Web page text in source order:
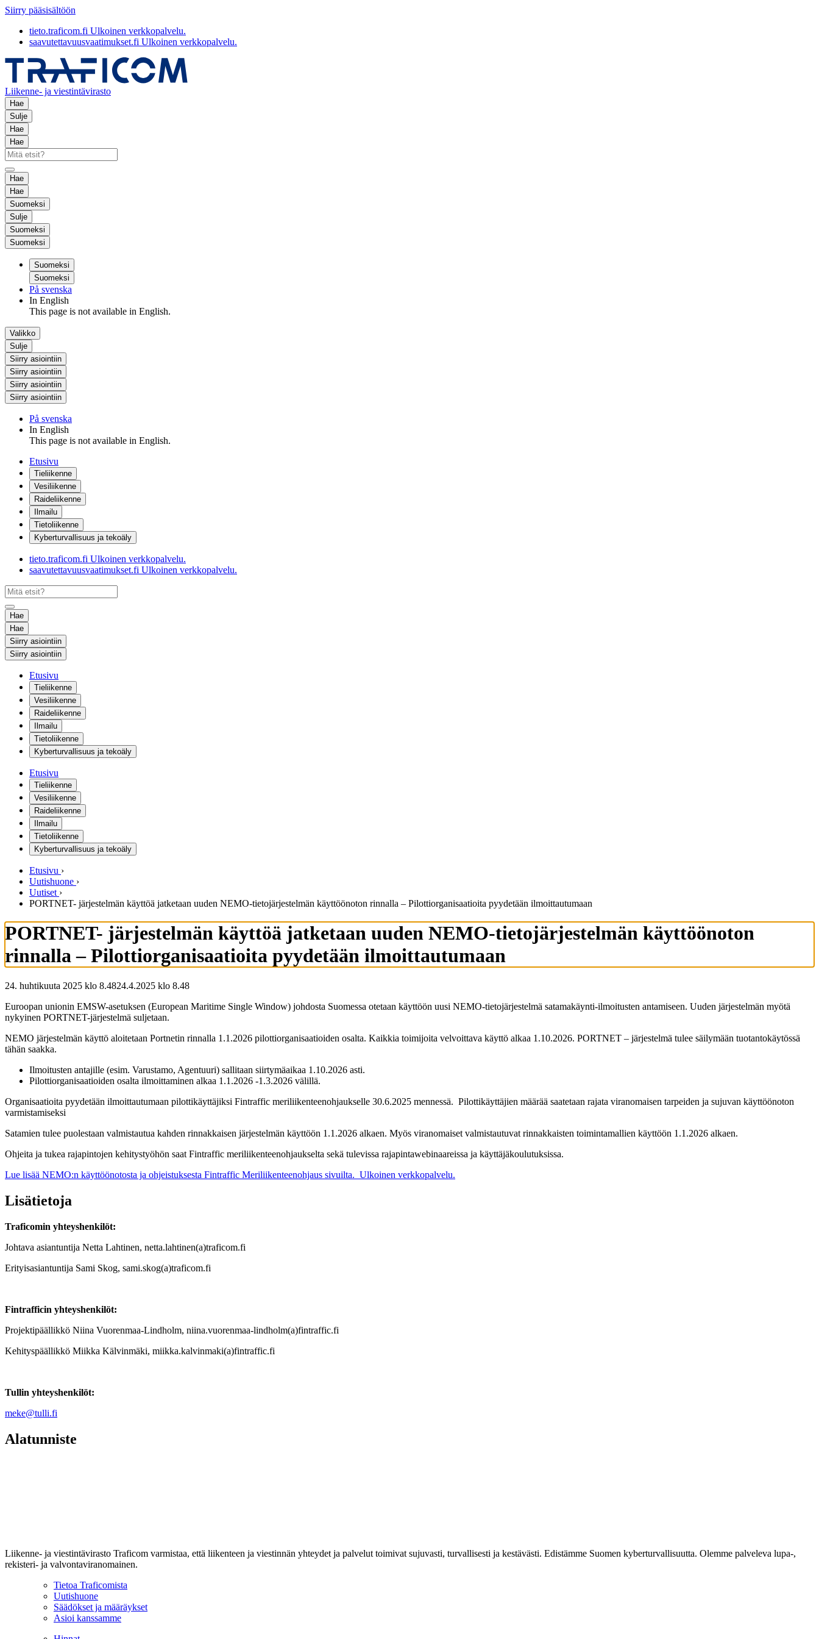
Siirry pääsisältöön
tieto.traficom.fi Ulkoinen verkkopalvelu.
saavutettavuusvaatimukset.fi Ulkoinen verkkopalvelu.
Liikenne- ja viestintävirasto
Hae
Sulje
Hae
Hae
Hae
Hae
Suomeksi
Sulje
Suomeksi
Suomeksi
Suomeksi
Suomeksi
På svenska
In English
This page is not available in English.
Valikko
Sulje
Siirry asiointiin
Siirry asiointiin
Siirry asiointiin
Siirry asiointiin
På svenska
In English
This page is not available in English.
Etusivu
Tieliikenne
Vesiliikenne
Raideliikenne
Ilmailu
Tietoliikenne
Kyberturvallisuus ja tekoäly
tieto.traficom.fi Ulkoinen verkkopalvelu.
saavutettavuusvaatimukset.fi Ulkoinen verkkopalvelu.
Hae
Hae
Siirry asiointiin
Siirry asiointiin
Etusivu
Tieliikenne
Vesiliikenne
Raideliikenne
Ilmailu
Tietoliikenne
Kyberturvallisuus ja tekoäly
Etusivu
Tieliikenne
Vesiliikenne
Raideliikenne
Ilmailu
Tietoliikenne
Kyberturvallisuus ja tekoäly
Etusivu ›
Uutishuone ›
Uutiset ›
PORTNET- järjestelmän käyttöä jatketaan uuden NEMO-tietojärjestelmän käyttöönoton rinnalla – Pilottiorganisaatioita pyydetään ilmoittautumaan
PORTNET- järjestelmän käyttöä jatketaan uuden NEMO-tietojärjestelmän käyttöönoton
rinnalla – Pilottiorganisaatioita pyydetään ilmoittautumaan
24. huhtikuuta 2025 klo 8.4824.4.2025 klo 8.48
Euroopan unionin EMSW-asetuksen (European Maritime Single Window) johdosta Suomessa otetaan käyttöön uusi NEMO-tietojärjestelmä satamakäynti-ilmoitusten antamiseen. Uuden järjestelmän myötä
nykyinen PORTNET-järjestelmä suljetaan.
NEMO järjestelmän käyttö aloitetaan Portnetin rinnalla 1.1.2026 pilottiorganisaatioiden osalta. Kaikkia toimijoita velvoittava käyttö alkaa 1.10.2026. PORTNET – järjestelmä tulee säilymään tuotantokäytössä
tähän saakka.
Ilmoitusten antajille (esim. Varustamo, Agentuuri) sallitaan siirtymäaikaa 1.10.2026 asti.
Pilottiorganisaatioiden osalta ilmoittaminen alkaa 1.1.2026 -1.3.2026 välillä.
Organisaatioita pyydetään ilmoittautumaan pilottikäyttäjiksi Fintraffic meriliikenteenohjaukselle 30.6.2025 mennessä. Pilottikäyttäjien määrää saatetaan rajata viranomaisen tarpeiden ja sujuvan käyttöönoton
varmistamiseksi
Satamien tulee puolestaan valmistautua kahden rinnakkaisen järjestelmän käyttöön 1.1.2026 alkaen. Myös viranomaiset valmistautuvat rinnakkaisten toimintamallien käyttöön 1.1.2026 alkaen.
Ohjeita ja tukea rajapintojen kehitystyöhön saat Fintraffic meriliikenteenohjaukselta sekä tulevissa rajapintawebinaareissa ja käyttäjäkoulutuksissa.
Lue lisää NEMO:n käyttöönotosta ja ohjeistuksesta Fintraffic Meriliikenteenohjaus sivuilta. Ulkoinen verkkopalvelu.
Lisätietoja
Traficomin yhteyshenkilöt:
Johtava asiantuntija Netta Lahtinen, netta.lahtinen(a)traficom.fi
Erityisasiantuntija Sami Skog, sami.skog(a)traficom.fi
Fintrafficin yhteyshenkilöt:
Projektipäällikkö Niina Vuorenmaa-Lindholm, niina.vuorenmaa-lindholm(a)fintraffic.fi
Kehityspäällikkö Miikka Kälvinmäki, miikka.kalvinmaki(a)fintraffic.fi
Tullin yhteyshenkilöt:
meke@tulli.fi
Alatunniste
Liikenne- ja viestintävirasto Traficom varmistaa, että liikenteen ja viestinnän yhteydet ja palvelut toimivat sujuvasti, turvallisesti ja kestävästi. Edistämme Suomen kyberturvallisuutta. Olemme palveleva lupa-,
rekisteri- ja valvontaviranomainen.
Tietoa Traficomista
Uutishuone
Säädökset ja määräykset
Asioi kanssamme